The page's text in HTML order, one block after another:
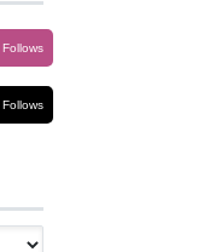
Follows
Follows